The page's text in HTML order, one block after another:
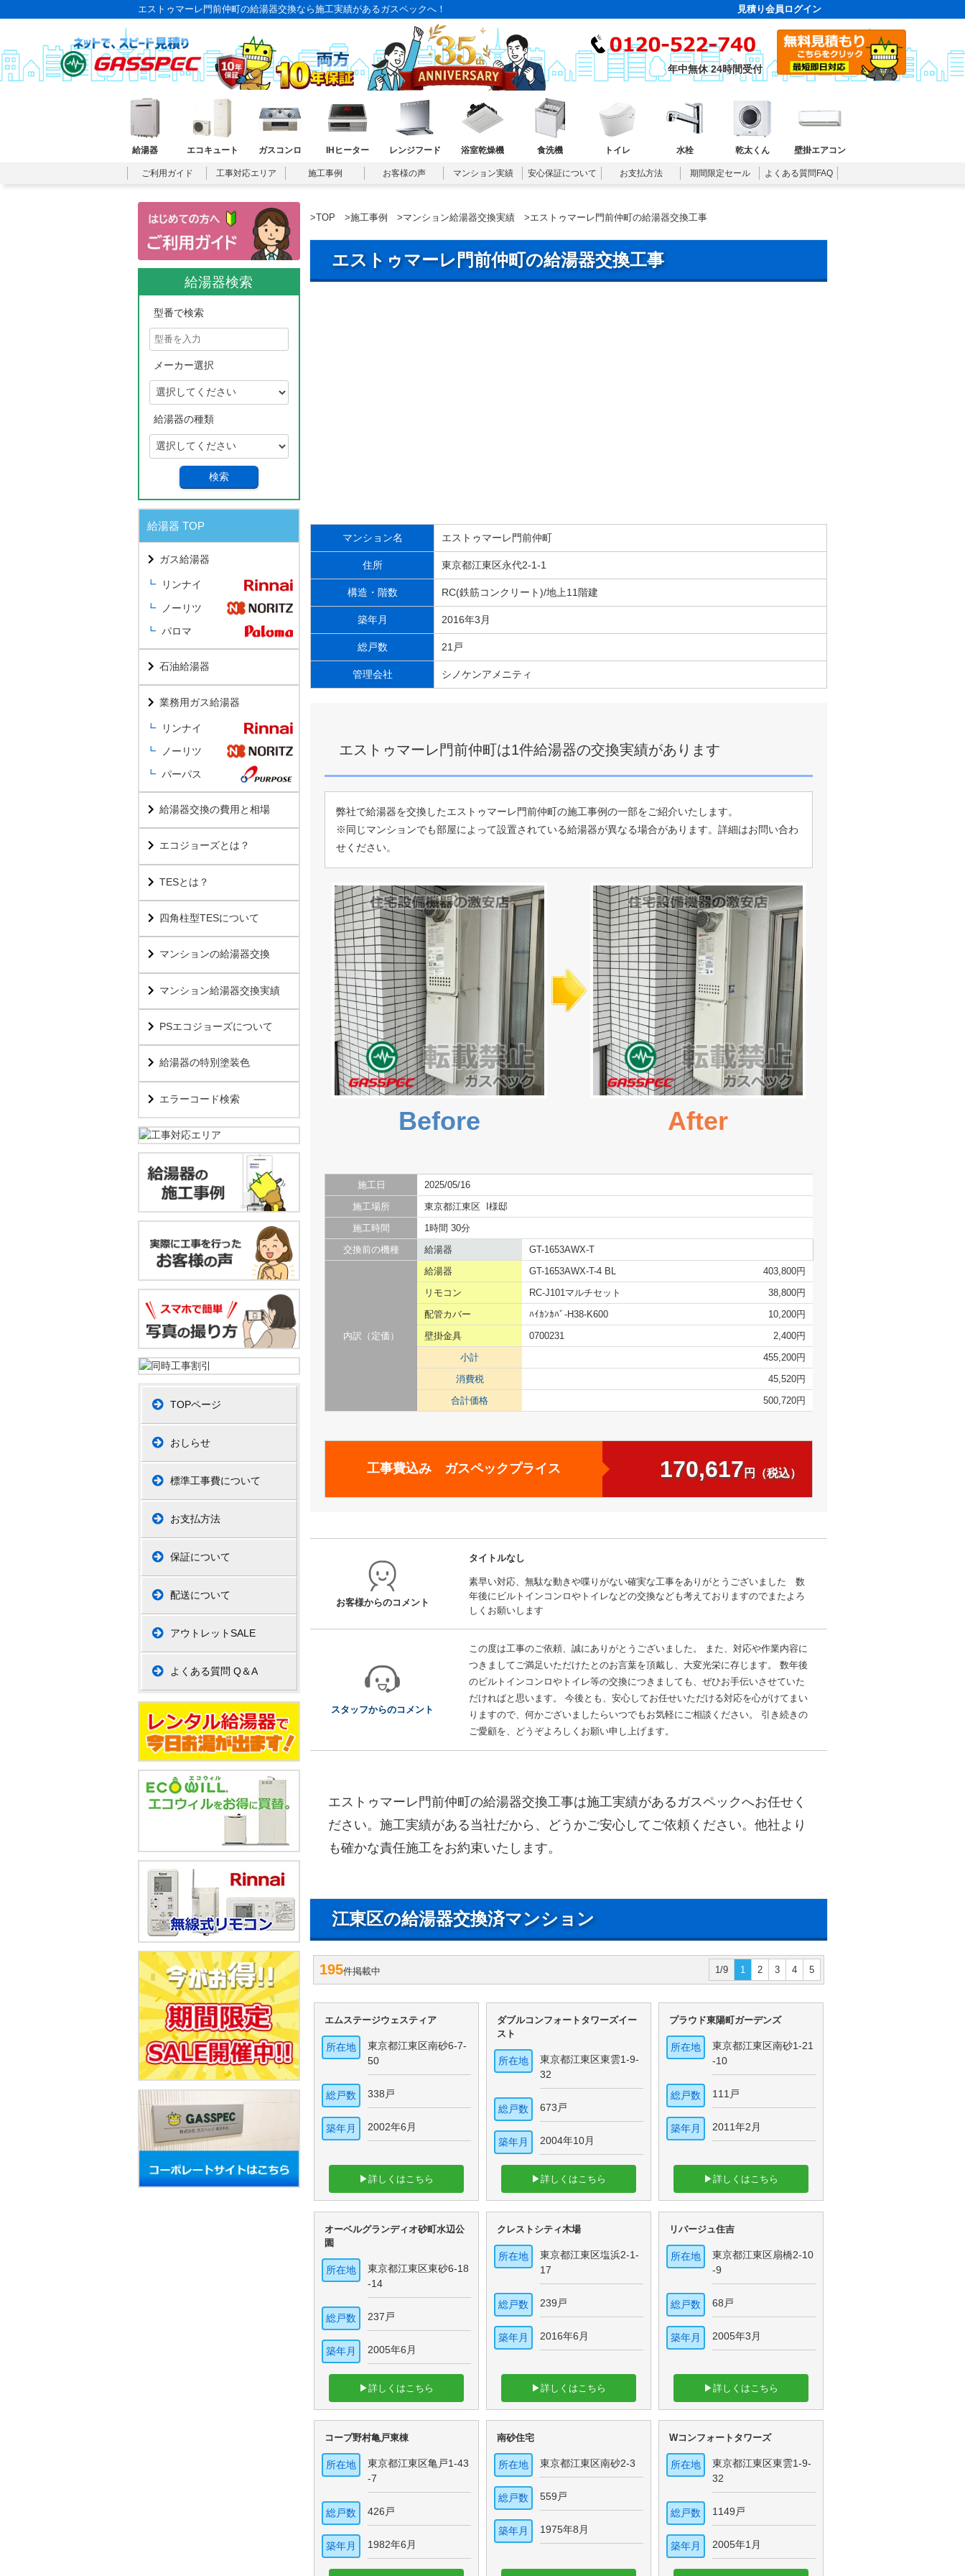
エストゥマーレ門前仲町の給湯器交換なら施工実績があるガスペックへ！ 見積り会員ログイン
年中無休 24時間受付
給湯器 エコキュート ガスコンロ IHヒーター レンジフード 浴室乾燥機 食洗機 トイレ 水栓 乾太くん 壁掛エアコン
ご利用ガイド 工事対応エリア 施工事例 お客様の声 マンション実績 安心保証について お支払方法 期間限定セール よくある質問FAQ
>TOP >施工事例 >マンション給湯器交換実績 >エストゥマーレ門前仲町の給湯器交換工事
エストゥマーレ門前仲町の給湯器交換工事
マンション名 エストゥマーレ門前仲町
住所 東京都江東区永代2-1-1
構造・階数 RC(鉄筋コンクリート)/地上11階建
築年月 2016年3月
総戸数 21戸
管理会社 シノケンアメニティ
エストゥマーレ門前仲町は1件給湯器の交換実績があります
弊社で給湯器を交換したエストゥマーレ門前仲町の施工事例の一部をご紹介いたします。
※同じマンションでも部屋によって設置されている給湯器が異なる場合があります。詳細はお問い合わ
せください。
Before After
施工日
2025/05/16
施工場所
東京都江東区 I様邸
施工時間
1時間 30分
交換前の機種
給湯器 GT-1653AWX-T
内訳（定価）
給湯器 GT-1653AWX-T-4 BL
403,800円
リモコン
RC-J101マルチセット
38,800円
配管カバー
ﾊｲｶﾝｶﾊﾞ-H38-K600
10,200円
壁掛金具
0700231
2,400円
小計
455,200円
消費税
45,520円
合計価格
500,720円
工事費込み ガスペックプライス 170,617円（税込）
お客様からのコメント
タイトルなし
素早い対応、無駄な動きや喋りがない確実な工事をありがとうございました 数
年後にビルトインコンロやトイレなどの交換なども考えておりますのでまたよろ
しくお願いします
スタッフからのコメント
この度は工事のご依頼、誠にありがとうございました。 また、対応や作業内容に
つきましてご満足いただけたとのお言葉を頂戴し、大変光栄に存じます。 数年後
のビルトインコンロやトイレ等の交換につきましても、ぜひお手伝いさせていた
だければと思います。 今後とも、安心してお任せいただける対応を心がけてまい
りますので、何かございましたらいつでもお気軽にご相談ください。 引き続きの
ご愛顧を、どうぞよろしくお願い申し上げます。
エストゥマーレ門前仲町の給湯器交換工事は施工実績があるガスペックへお任せく
ださい。施工実績がある当社だから、どうかご安心してご依頼ください。他社より
も確かな責任施工をお約束いたします。
江東区の給湯器交換済マンション
195件掲載中 1/9 1 2 3 4 5
エムステージウェスティア
所在地
東京都江東区南砂6-7-
50
総戸数 338戸
築年月 2002年6月
▶詳しくはこちら
ダブルコンフォートタワーズイー
スト
所在地
東京都江東区東雲1-9-
32
総戸数 673戸
築年月 2004年10月
▶詳しくはこちら
プラウド東陽町ガーデンズ
所在地
東京都江東区南砂1-21
-10
総戸数 111戸
築年月 2011年2月
▶詳しくはこちら
オーベルグランディオ砂町水辺公
園
所在地
東京都江東区東砂6-18
-14
総戸数 237戸
築年月 2005年6月
▶詳しくはこちら
クレストシティ木場
所在地
東京都江東区塩浜2-1-
17
総戸数 239戸
築年月 2016年6月
▶詳しくはこちら
リバージュ住吉
所在地
東京都江東区扇橋2-10
-9
総戸数 68戸
築年月 2005年3月
▶詳しくはこちら
コープ野村亀戸東棟
所在地
東京都江東区亀戸1-43
-7
総戸数 426戸
築年月 1982年6月
南砂住宅
所在地 東京都江東区南砂2-3
総戸数 559戸
築年月 1975年8月
Wコンフォートタワーズ
所在地
東京都江東区東雲1-9-
32
総戸数 1149戸
築年月 2005年1月
給湯器検索
型番で検索
メーカー選択
給湯器の種類
検索
給湯器 TOP
ガス給湯器
リンナイ
ノーリツ
パロマ
石油給湯器
業務用ガス給湯器
リンナイ
ノーリツ
パーパス
給湯器交換の費用と相場
エコジョーズとは？
TESとは？
四角柱型TESについて
マンションの給湯器交換
マンション給湯器交換実績
PSエコジョーズについて
給湯器の特別塗装色
エラーコード検索
TOPページ
おしらせ
標準工事費について
お支払方法
保証について
配送について
アウトレットSALE
よくある質問 Q＆A